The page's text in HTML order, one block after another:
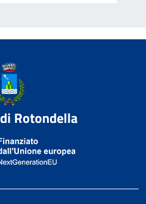
Rotondella